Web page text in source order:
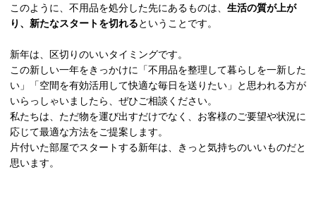
このように、不用品を処分した先にあるものは、 生活の質が上が
り、新たなスタートを切れるということです。
新年は、区切りのいいタイミングです。
この新しい一年をきっかけに「不用品を整理して暮らしを一新した
い」「空間を有効活用して快適な毎日を送りたい」と思われる方が
いらっしゃいましたら、ぜひご相談ください。
私たちは、ただ物を運び出すだけでなく、お客様のご要望や状況に
応じて最適な方法をご提案します。
片付いた部屋でスタートする新年は、きっと気持ちのいいものだと
思います。